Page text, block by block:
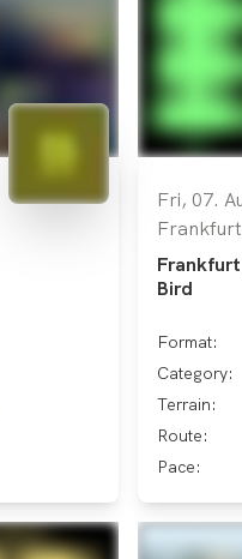
Fri, 07.
Frankfurt
Bird
Format:
Category:
Terrain:
Route:
Pace: